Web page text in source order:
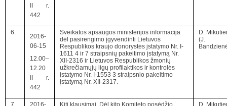
II r.
442
6.
2016-
06-15
12.00–
12.20
II r.
442
Sveikatos apsaugos ministerijos informacija
dėl pasirengimo įgyvendinti Lietuvos
Respublikos kraujo donorystės įstatymo Nr. I-
1611 4 ir 7 straipsnių pakeitimo įstatymą Nr.
XII-2316 ir Lietuvos Respublikos žmonių
užkrečiamųjų ligų profilaktikos ir kontrolės
įstatymo Nr. I-1553 3 straipsnio pakeitimo
įstatymą Nr. XII-2317.
D.
(J.
7.
2016-
Kiti klausimai. Dėl kito Komiteto posėdžio. D.